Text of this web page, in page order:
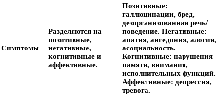
Симптомы
Разделяются на
позитивные,
негативные,
когнитивные и
аффективные.
Позитивные:
галлюцинации, бред,
дезорганизованная речь/
поведение. Негативные:
апатия, ангедония, алогия,
асоциальность.
Когнитивные: нарушения
памяти, внимания,
исполнительных функций.
Аффективные: депрессия,
тревога.